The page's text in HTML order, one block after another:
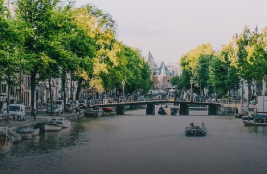
biedt genoeg ruimte voor een
gezellige zithoek én een stijlvolle
eethoek. De keuken is van alle
gemakken voorzien, perfect voor het
bereiden van heerlijke maaltijden.
Vanuit de woonkamer stap je zo het
balkon op, waar je kunt genieten
van een prachtig uitzicht en een
moment van rust. De woning
beschikt over twee comfortabele
slaapkamers van respectievelijk 12,1
m² en 8 m². Beide kamers bieden tal
van mogelijkheden, zoals een fijne
werkplek, een logeerkamer of een
storage and secure bicycle
with an elegant lobby with an
elevator and green communal
spaces.The building
solar panels to generate
supply. The windows have
control glazing, and the
have climate control driven by
thermal energy storage
Underfloor heating and
environment. The atriums'